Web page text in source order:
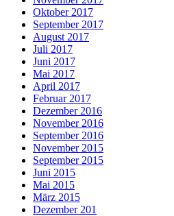
Oktober 2017
September 2017
August 2017
Juli 2017
Juni 2017
Mai 2017
April 2017
Februar 2017
Dezember 2016
November 2016
September 2016
November 2015
September 2015
Juni 2015
Mai 2015
März 2015
Dezember 201